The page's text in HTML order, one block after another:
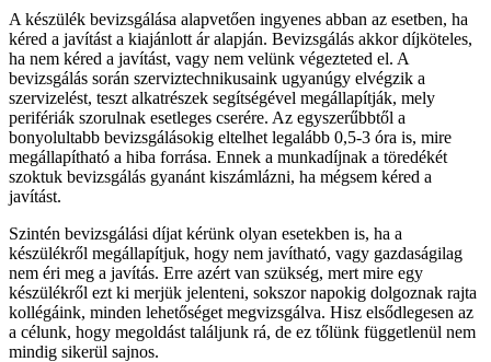
A készülék bevizsgálása alapvetően ingyenes abban az esetben, ha
kéred a javítást a kiajánlott ár alapján. Bevizsgálás akkor díjköteles,
ha nem kéred a javítást, vagy nem velünk végezteted el. A
bevizsgálás során szerviztechnikusaink ugyanúgy elvégzik a
szervizelést, teszt alkatrészek segítségével megállapítják, mely
perifériák szorulnak esetleges cserére. Az egyszerűbbtől a
bonyolultabb bevizsgálásokig eltelhet legalább 0,5-3 óra is, mire
megállapítható a hiba forrása. Ennek a munkadíjnak a töredékét
szoktuk bevizsgálás gyanánt kiszámlázni, ha mégsem kéred a
javítást.
Szintén bevizsgálási díjat kérünk olyan esetekben is, ha a
készülékről megállapítjuk, hogy nem javítható, vagy gazdaságilag
nem éri meg a javítás. Erre azért van szükség, mert mire egy
készülékről ezt ki merjük jelenteni, sokszor napokig dolgoznak rajta
kollégáink, minden lehetőséget megvizsgálva. Hisz elsődlegesen az
a célunk, hogy megoldást találjunk rá, de ez tőlünk függetlenül nem
mindig sikerül sajnos.